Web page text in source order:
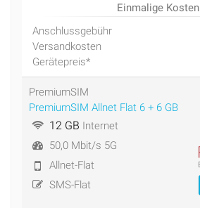
Einmalige Kosten
Anschlussgebühr
Versandkosten
Gerätepreis*
PremiumSIM
PremiumSIM Allnet Flat 6 + 6 GB
12 GB Internet
50,0 Mbit/s 5G
Allnet-Flat
SMS-Flat